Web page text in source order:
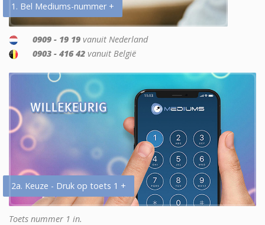
1. Bel Mediums-nummer +
0909 - 19 19 vanuit Nederland
0903 - 416 42 vanuit België
2a. Keuze - Druk op toets 1 +
Toets nummer 1 in.